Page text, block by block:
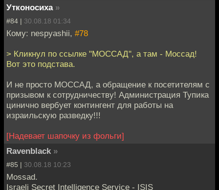
Утконосиха »
#84 | 30.08.18 01:34
Кому: nespyashii, #78
> Кликнул по ссылке "МОССАД", а там - Моссад!
Вот это подстава.
И не просто МОССАД, а обращение к посетителям с
призывом к сотрудничеству! Администрация Тупика
цинично вербует контингент для работы на
израильскую разведку!!!
[Надевает шапочку из фольги]
Ravenblack »
#85 | 30.08.18 10:23
Mossad.
Israeli Secret Intelligence Service - ISIS